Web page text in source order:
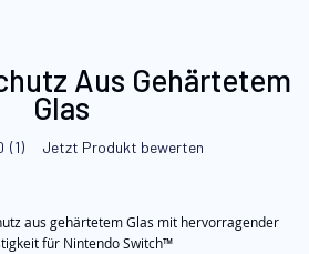
Aus Gehärtetem
Glas
(1) Jetzt Produkt bewerten
aus gehärtetem Glas mit hervorragender
für Nintendo Switch™